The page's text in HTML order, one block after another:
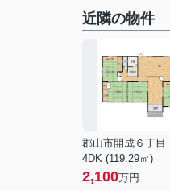
近隣の物件
郡山市開成６丁目
4DK (119.29㎡)
2,100万円